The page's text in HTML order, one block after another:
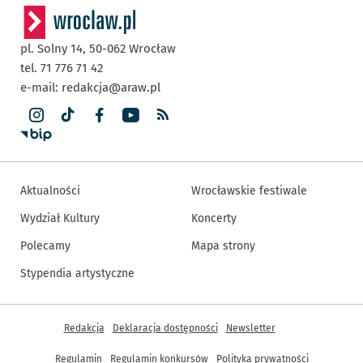
pl. Solny 14, 50-062 Wrocław
tel. 71 776 71 42
e-mail: redakcja@araw.pl
Aktualności
Wydział Kultury
Polecamy
Stypendia artystyczne
Wrocławskie festiwale
Koncerty
Mapa strony
Inne informacje
Redakcja Deklaracja dostępności Newsletter
Regulamin Regulamin konkursów Polityka prywatności